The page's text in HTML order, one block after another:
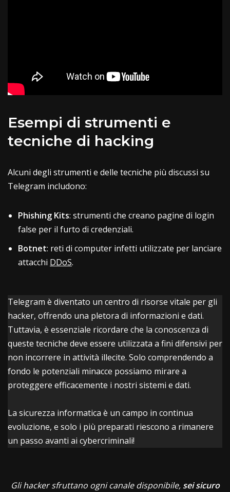
Esempi di strumenti e
tecniche di hacking
Alcuni degli strumenti e delle tecniche più discussi su
Telegram includono:
Phishing Kits: strumenti che creano pagine di login
false per il furto di credenziali.
Botnet: reti di computer infetti utilizzate per lanciare
attacchi DDoS.
Telegram è diventato un centro di risorse vitale per gli
hacker, offrendo una pletora di informazioni e dati.
Tuttavia, è essenziale ricordare che la conoscenza di
queste tecniche deve essere utilizzata a fini difensivi per
non incorrere in attività illecite. Solo comprendendo a
fondo le potenziali minacce possiamo mirare a
proteggere efficacemente i nostri sistemi e dati.
La sicurezza informatica è un campo in continua
evoluzione, e solo i più preparati riescono a rimanere
un passo avanti ai cybercriminali!
Gli hacker sfruttano ogni canale disponibile, sei sicuro